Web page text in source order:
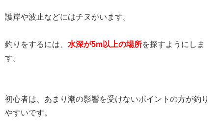
護岸や波止などにはチヌがいます。
釣りをするには、 水深が5m以上の場所を探すようにしま
す。
初心者は、あまり潮の影響を受けないポイントの方が釣り
やすいです。